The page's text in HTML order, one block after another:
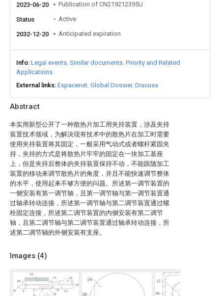
Abstract
本实用新型公开了一种散热片加工用夹持装置，涉及夹持
装置技术领域，为解决现有技术中的散热片在加工时需要
使用夹持装置将其固定，一般采用气动式或者螺杆紧固夹
持，夹持的方式是将散热片牢牢的固定在一块加工基座
上，但是夹持后整体的夹持装置保持不动，不能跟随加工
装置的移动来调节散热片的角度，并且不能快速调节整体
的水平，使用起来不够方便的问题。所述第一调节装置的
一侧安装有第一调节轴，且第一调节轴与第一调节装置通
过轴承转动连接，所述第一调节轴与第二调节装置通过螺
栓固定连接，所述第二调节装置的内侧安装有第二调节
轴，且第二调节轴与第二调节装置通过轴承转动连接，所
述第二调节轴的外侧安装有支座。
Images (4)
2023-06-20 Publication of CN219212395U
Status Active
2032-12-20 Anticipated expiration
Info Legal events Similar documents Priority and Related
Applications
External links Espacenet Global Dossier Discuss